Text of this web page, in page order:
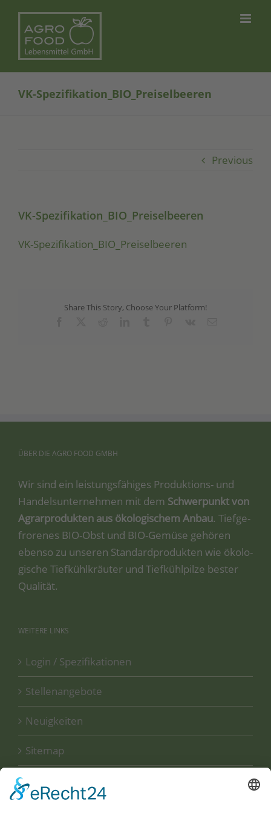
content
VK-Spezifikation_BIO_Preiselbeeren
Previous
VK-Spezifikation_BIO_Preiselbeeren
VK-Spe­zi­fi­ka­ti­on_­BIO­_­Prei­sel­bee­ren
Share This Story, Choose Your Platform!
ÜBER DIE AGRO FOOD GMBH
Wir sind ein leis­tungs­fä­hi­ges Pro­duk­ti­ons- und
Han­dels­un­ter­neh­men mit dem Schwer­punkt von
Agrar­pro­duk­ten aus öko­lo­gi­schem Anbau. Tief­ge­
fro­re­nes BIO-Obst und BIO-Gemü­se gehö­ren
eben­so zu unse­ren Stan­dard­pro­duk­ten wie öko­lo­
gi­sche Tief­kühl­kräu­ter und Tief­kühl­pil­ze bes­ter
Qualität.
WEITERE LINKS
Login / Spezifikationen
Stellenangebote
Neuigkeiten
Sitemap
Disclaimer